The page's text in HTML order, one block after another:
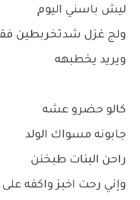
ليش باسني اليوم
ولج غزل شدتخربطين
ويريد يخطبهه
كالو حضرو عشه
جابونه مسواك الولد
راحن البنات طبخنن
وإني رحت اخبز واكفه على